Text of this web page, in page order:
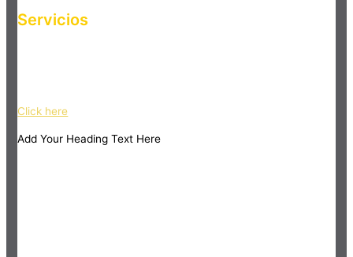
Servicios
Click here
Add Your Heading Text Here